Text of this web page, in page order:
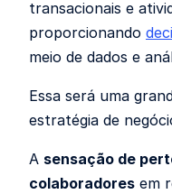
transacionais e
proporcionando
meio de dados e
Essa será uma
estratégia de
A sensação de
colaboradores em